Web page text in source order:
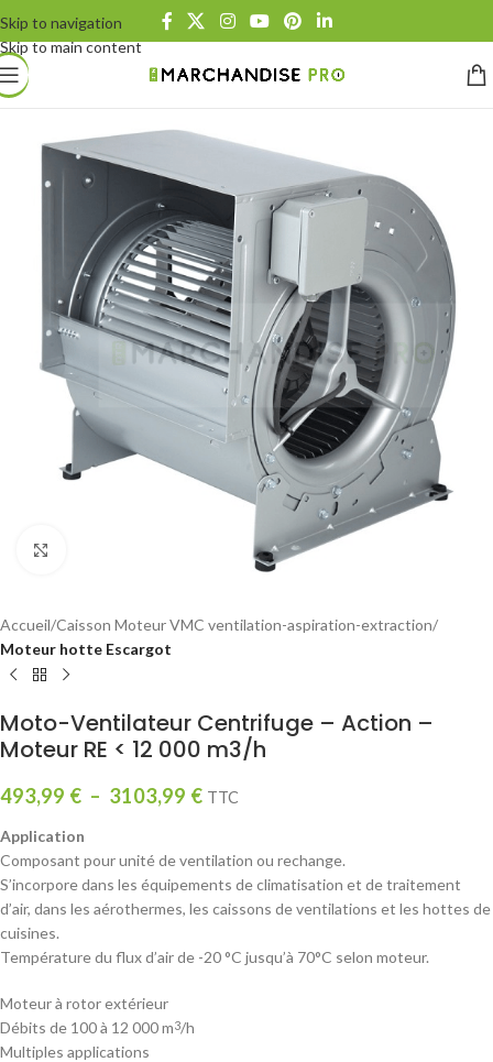
Skip to navigation
Skip to main content
Accueil Caisson Moteur VMC ventilation-aspiration-extraction
Moteur hotte Escargot
Moto-Ventilateur Centrifuge – Action –
Moteur RE < 12 000 m3/h
493,99 € – 3103,99 € TTC
Application
Composant pour unité de ventilation ou rechange.
S’incorpore dans les équipements de climatisation et de traitement
d’air, dans les aérothermes, les caissons de ventilations et les hottes de
cuisines.
Température du flux d’air de -20 °C jusqu’à 70°C selon moteur.
Moteur à rotor extérieur
Débits de 100 à 12 000 m3/h
Multiples applications